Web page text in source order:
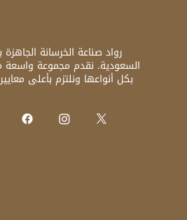
رواد صناعة الخرسانة الجاهزة
السعودية. نقدم مجموعة واسعة
بكل أنواعها ونلتزم بأعلى